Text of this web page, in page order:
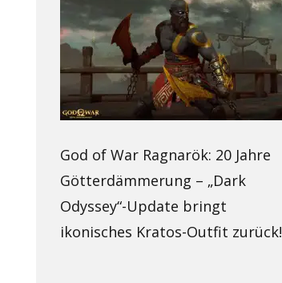
God of War Ragnarök: 20 Jahre
Götterdämmerung – „Dark
Odyssey“-Update bringt
ikonisches Kratos-Outfit zurück!